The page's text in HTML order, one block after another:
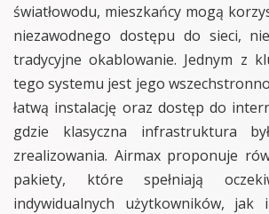
światłowodu, mieszkańcy mogą
niezawodnego dostępu do sieci,
tradycyjne okablowanie. Jednym z
tego systemu jest jego
łatwą instalację oraz dostęp do
gdzie klasyczna infrastruktura
zrealizowania. Airmax proponuje
pakiety, które spełniają
indywidualnych użytkowników, jak